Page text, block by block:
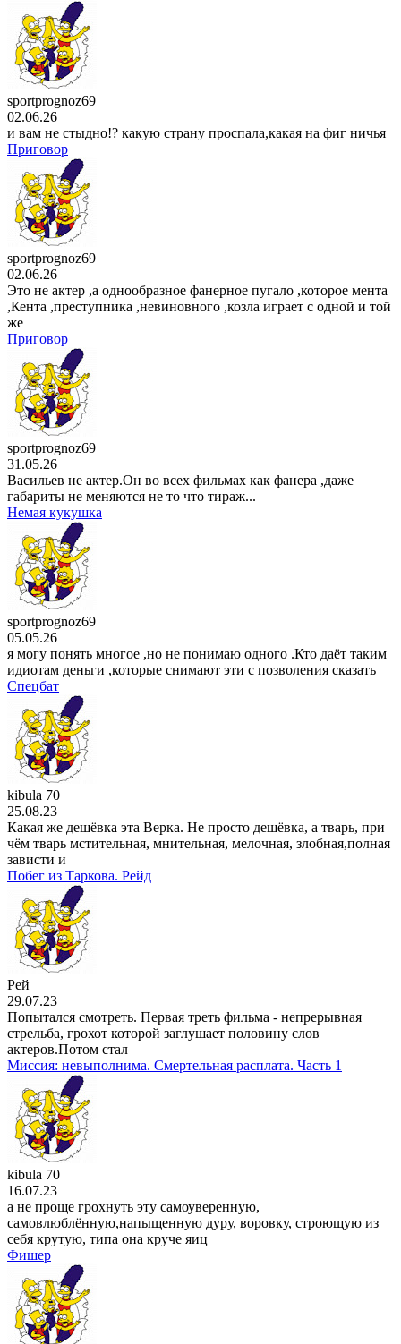
sportprognoz69
02.06.26
и вам не стыдно!? какую страну проспала,какая на фиг ничья
Приговор
sportprognoz69
02.06.26
Это не актер ,а однообразное фанерное пугало ,которое мента
,Кента ,преступника ,невиновного ,козла играет с одной и той
же
Приговор
sportprognoz69
31.05.26
Васильев не актер.Он во всех фильмах как фанера ,даже
габариты не меняются не то что тираж...
Немая кукушка
sportprognoz69
05.05.26
я могу понять многое ,но не понимаю одного .Кто даёт таким
идиотам деньги ,которые снимают эти с позволения сказать
Спецбат
kibula 70
25.08.23
Какая же дешёвка эта Верка. Не просто дешёвка, а тварь, при
чём тварь мстительная, мнительная, мелочная, злобная,полная
зависти и
Побег из Таркова. Рейд
Рей
29.07.23
Попытался смотреть. Первая треть фильма - непрерывная
стрельба, грохот которой заглушает половину слов
актеров.Потом стал
Миссия: невыполнима. Смертельная расплата. Часть 1
kibula 70
16.07.23
а не проще грохнуть эту самоуверенную,
самовлюблённую,напыщенную дуру, воровку, строющую из
себя крутую, типа она круче яиц
Фишер